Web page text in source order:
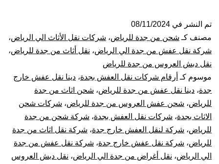
من
جدة
الى
الرياض
تم النشر في 08/11/2024
مصنف كـ شحن من جدة للرياض، شركات نقل الأثاث الي الرياض،
شركة نقل عفش من جدة الي الرياض، نقل أثاث من جدة للرياض،
نقل دبش العروس من جدة للرياض
موسوم كـ أرقام شركات نقل العفش بجدة، دينا نقل عفش خارج
جدة، دينا نقل عفش من جدة للرياض، شحن اثاث من جدة
للرياض، شحن عفش العروس من جدة للرياض، شركات شحن
الاثاث بجدة، شركات نقل العفش بجدة، شركة شحن من جدة
للرياض، شركة لنقل العفش خارج جدة، شركة نقل اثاث من جدة
للرياض، شركة نقل عفش خارج جدة، شركة نقل عفش من جدة
الي الرياض، نقل أغراض من جدة الي الرياض، نقل دبش العروس